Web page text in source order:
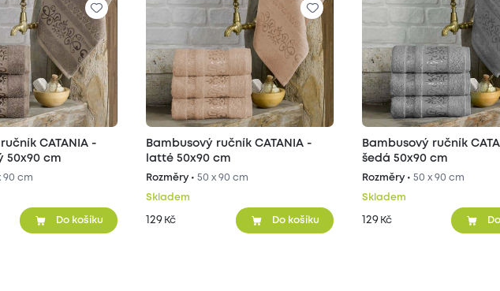
CATANIA -
50x90 cm
90 cm
Do košíku
Bambusový ručník CATANIA -
latté 50x90 cm
Rozměry •50 x 90 cm
Skladem
129 Kč Do košíku
Bambusový ručník CATANIA -
šedá 50x90 cm
Rozměry • 50 x 90 cm
Skladem
129 Kč